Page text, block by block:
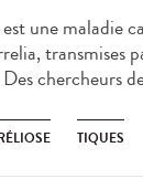
une maladie
transmises
chercheurs
TIQUES